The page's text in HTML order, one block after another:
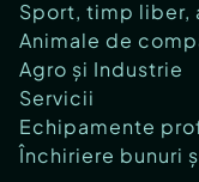
Sport, timp liber,
Animale de
Agro și Industrie
Servicii
Echipamente
Închiriere bunuri